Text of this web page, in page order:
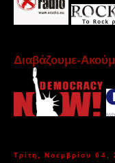
Διαβάζουμε-
Τρίτη, Νοεμβρίου 04,